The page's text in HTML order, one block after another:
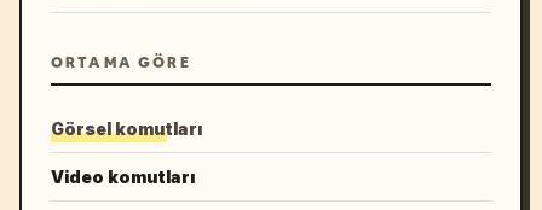
ORTAMA GÖRE
Görsel komutları
Video komutları